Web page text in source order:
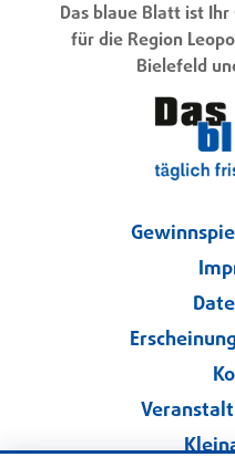
Das blaue Blatt ist
für die Region
Bielefeld